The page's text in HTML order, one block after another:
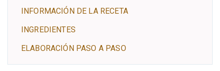
INFORMACIÓN DE LA RECETA
INGREDIENTES
ELABORACIÓN PASO A PASO